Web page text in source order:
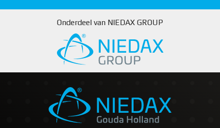
Onderdeel van NIEDAX GROUP